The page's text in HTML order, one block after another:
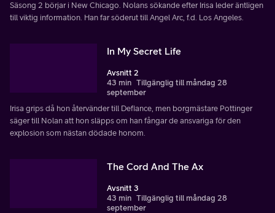
Säsong 2 börjar i New Chicago. Nolans sökande efter Irisa leder äntligen
till viktig information. Han far söderut till Angel Arc, f.d. Los Angeles.
In My Secret Life
Avsnitt 2
43 min Tillgänglig till måndag 28
september
Irisa grips då hon återvänder till Defiance, men borgmästare Pottinger
säger till Nolan att hon släpps om han fångar de ansvariga för den
explosion som nästan dödade honom.
The Cord And The Ax
Avsnitt 3
43 min Tillgänglig till måndag 28
september